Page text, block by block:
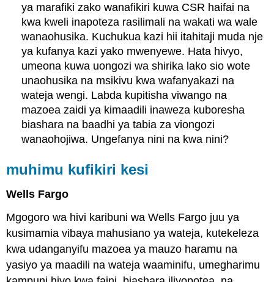
ya marafiki zako wanafikiri kuwa CSR haifai na
kwa kweli inapoteza rasilimali na wakati wa wale
wanaohusika. Kuchukua kazi hii itahitaji muda nje
ya kufanya kazi yako mwenyewe. Hata hivyo,
umeona kuwa uongozi wa shirika lako sio wote
unaohusika na msikivu kwa wafanyakazi na
wateja wengi. Labda kupitisha viwango na
mazoea zaidi ya kimaadili inaweza kuboresha
biashara na baadhi ya tabia za viongozi
wanaohojiwa. Ungefanya nini na kwa nini?
muhimu kufikiri kesi
Wells Fargo
Mgogoro wa hivi karibuni wa Wells Fargo juu ya
kusimamia vibaya mahusiano ya wateja, kutekeleza
kwa udanganyifu mazoea ya mauzo haramu na
yasiyo ya maadili na wateja waaminifu, umegharimu